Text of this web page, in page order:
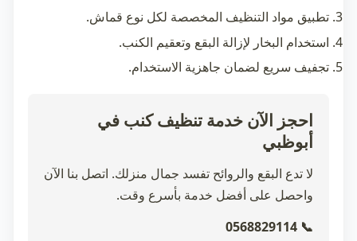
تطبيق مواد التنظيف المخصصة لكل نوع قماش.
استخدام البخار لإزالة البقع وتعقيم الكنب.
تجفيف سريع لضمان جاهزية الاستخدام.
احجز الآن خدمة تنظيف كنب في
أبوظبي
لا تدع البقع والروائح تفسد جمال منزلك. اتصل بنا الآن
واحصل على أفضل خدمة بأسرع وقت.
📞 0568829114